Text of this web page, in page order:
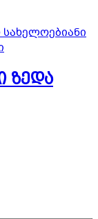
ზედა